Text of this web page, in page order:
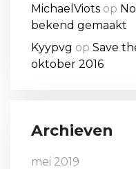
MichaelViots op
bekend gemaakt
Kyypvg op Save
oktober 2016
Archieven
mei 2019